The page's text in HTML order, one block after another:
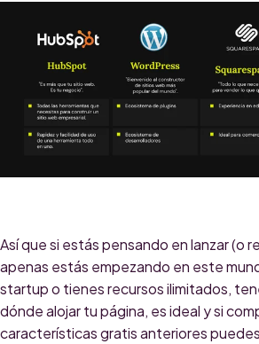
Así que si estás pensando en lanzar (o
apenas estás empezando en este
startup o tienes recursos ilimitados,
dónde alojar tu página, es ideal y si
características gratis anteriores